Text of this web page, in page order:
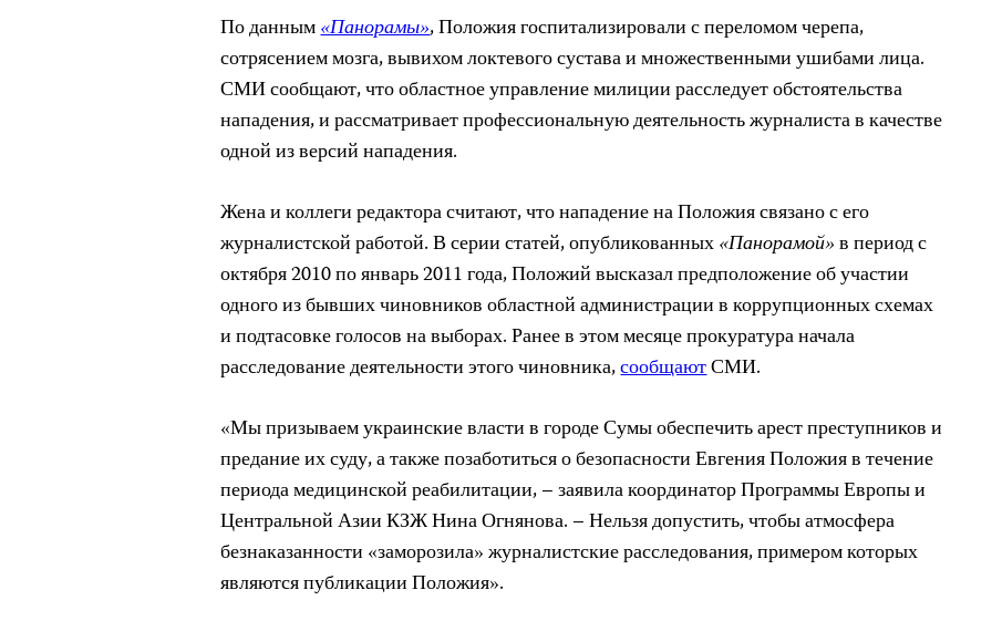
По данным«Панорамы», Положия госпитализировали с переломом черепа,
сотрясением мозга, вывихом локтевого сустава и множественными ушибами лица.
СМИ сообщают, что областное управление милиции расследует обстоятельства
нападения, и рассматривает профессиональную деятельность журналиста в качестве
одной из версий нападения.
Жена и коллеги редактора считают, что нападение на Положия связанос его
журналистской работой. В серии статей, опубликованных«Панорамой»в период с
октября 2010 по январь 2011 года, Положий высказал предположение об участии
одного из бывших чиновников областной администрации в коррупционных схемах
и подтасовке голосов на выборах. Ранее в этом месяце прокуратура начала
расследование деятельности этого чиновника,сообщаютСМИ.
«Мы призываем украинские власти в городе Сумы обеспечить арест преступников и
предание их суду, а также позаботиться о безопасности Евгения Положия в течение
периода медицинской реабилитации, – заявила координатор Программы Европы и
Центральной Азии КЗЖ Нина Огнянова. – Нельзя допустить, чтобы атмосфера
безнаказанности «заморозила» журналистские расследования, примером которых
являются публикации Положия».